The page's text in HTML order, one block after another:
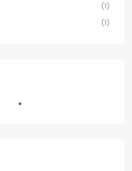
(1)
(1)